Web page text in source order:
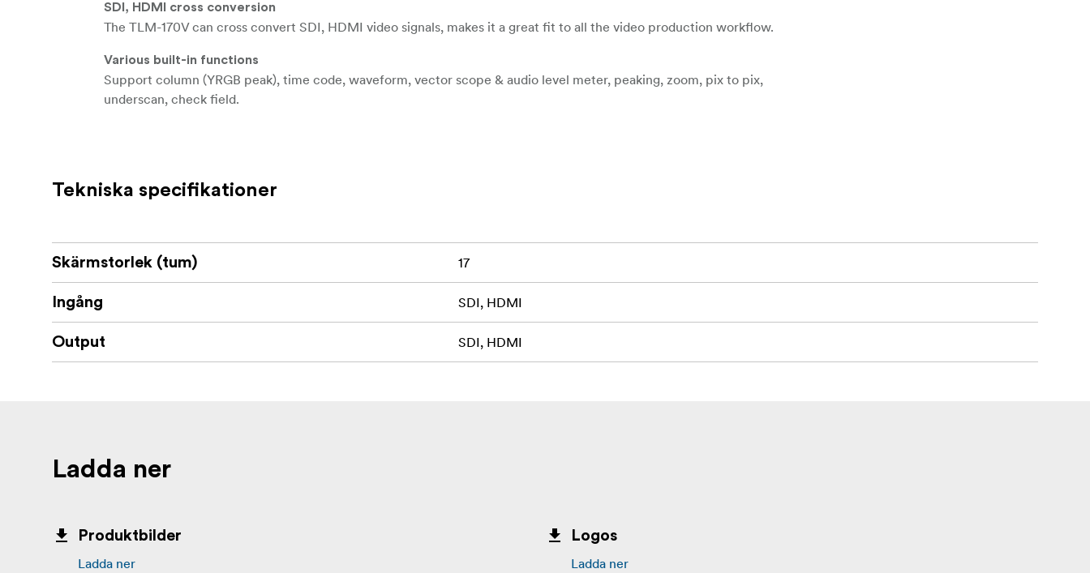
SDI, HDMI cross conversion
The TLM-170V can cross convert SDI, HDMI video signals, makes it a great fit to all the video production workflow.
Various built-in functions
Support column (YRGB peak), time code, waveform, vector scope & audio level meter, peaking, zoom, pix to pix,
underscan, check field.
Tekniska specifikationer
Skärmstorlek (tum) 17
Ingång SDI, HDMI
Output SDI, HDMI
Ladda ner
Produktbilder
Ladda ner
Logos
Ladda ner